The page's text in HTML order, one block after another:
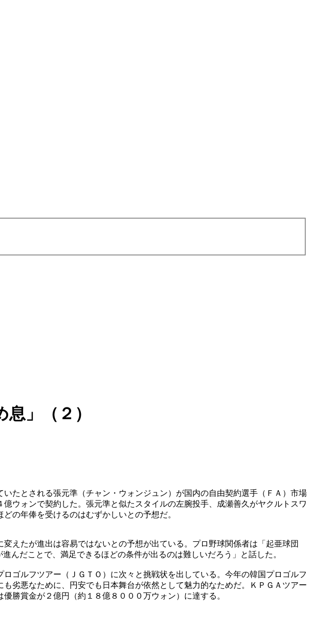
」（２）
たとされる張元準（チャン・ウォンジュン）が国内の自由契約選手（ＦＡ）市場
ウォンで契約した。張元準と似たスタイルの左腕投手、成瀬善久がヤクルトスワ
の年俸を受けるのはむずかしいとの予想だ。
えたが進出は容易ではないとの予想が出ている。プロ野球関係者は「起亜球団
んだことで、満足できるほどの条件が出るのは難しいだろう」と話した。
ゴルフツアー（ＪＧＴＯ）に次々と挑戦状を出している。今年の韓国プロゴルフ
劣悪なために、円安でも日本舞台が依然として魅力的なためだ。ＫＰＧＡツアー
勝賞金が２億円（約１８億８０００万ウォン）に達する。